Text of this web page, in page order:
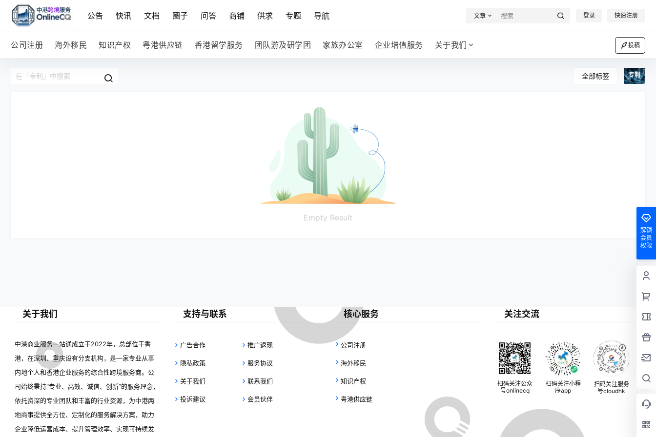
公告 快讯 文档 圈子 问答 商铺 供求 专题 导航 文章 登录 快速注册
公司注册 海外移民 知识产权 粤港供应链 香港留学服务 团队游及研学团 家族办公室 企业增值服务 关于我们 投稿
全部标签 专利
Empty Result
解锁
会员
权限
关于我们
中港商业服务一站通成立于2022年，总部位于香
港，在深圳、重庆设有分支机构，是一家专业从事
内地个人和香港企业服务的综合性跨境服务商。公
司始终秉持“专业、高效、诚信、创新”的服务理念，
依托资深的专业团队和丰富的行业资源，为中港两
地商事提供全方位、定制化的服务解决方案，助力
企业降低运营成本、提升管理效率、实现可持续发
支持与联系
广告合作 推广返现
隐私政策 服务协议
关于我们 联系我们
投诉建议 会员伙伴
核心服务
公司注册
海外移民
知识产权
粤港供应链
关注交流
扫码关注公众
号onlinecq
扫码关注小程
序app
扫码关注服务
号cloudhk